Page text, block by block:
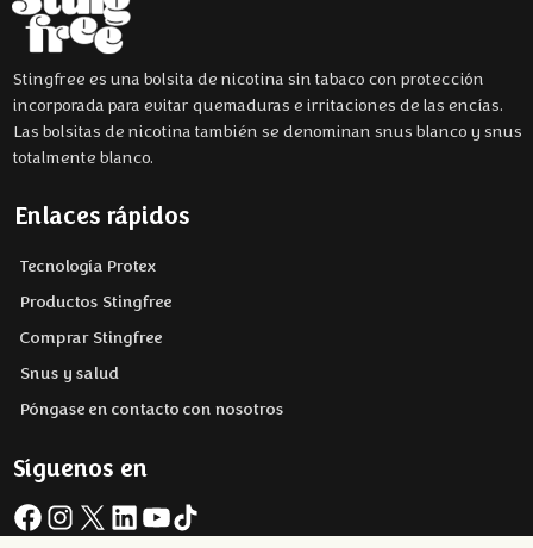
Stingfree es una bolsita de nicotina sin tabaco con protección
incorporada para evitar quemaduras e irritaciones de las encías.
Las bolsitas de nicotina también se denominan snus blanco y snus
totalmente blanco.
Enlaces rápidos
Tecnología Protex
Productos Stingfree
Comprar Stingfree
Snus y salud
Póngase en contacto con nosotros
Síguenos en
Facebook
Instagram
X LinkedIn
YouTube
TikTok